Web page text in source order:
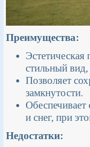
Преимущества:
Эстетическая
стильный
Позволяет
замкнутости.
и снег, при
Недостатки: